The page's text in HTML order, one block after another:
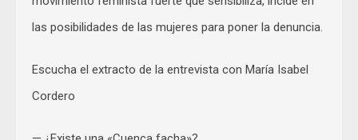
las posibilidades de las mujeres para poner la denuncia.
Escucha el extracto de la entrevista con María Isabel
Cordero